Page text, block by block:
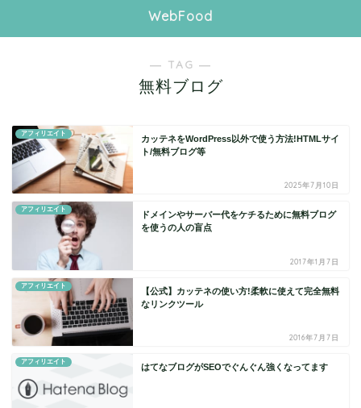
WebFood
― TAG ―
無料ブログ
アフィリエイト
カッテネをWordPress以外で使う方法!HTMLサイ
ト/無料ブログ等
2025年7月10日
アフィリエイト
ドメインやサーバー代をケチるために無料ブログ
を使うの人の盲点
2017年1月7日
アフィリエイト
【公式】カッテネの使い方!柔軟に使えて完全無料
なリンクツール
2016年7月7日
アフィリエイト
はてなブログがSEOでぐんぐん強くなってます